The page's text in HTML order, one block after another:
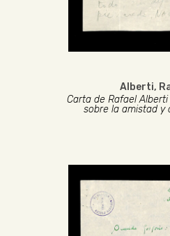
Alberti,
Carta de Rafael
sobre la amistad y